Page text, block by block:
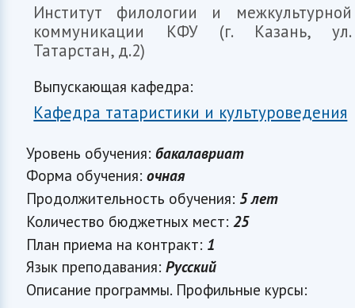
Уровень обучения:бакалавриат
Форма обучения:очная
Продолжительность обучения:5 лет
Количество бюджетных мест: 25
План приема на контракт: 1
Язык преподавания:Русский
Описание программы. Профильные курсы:
Институт филологии и межкультурной
коммуникации КФУ (г. Казань, ул.
Татарстан, д.2)
Выпускающая кафедра:
Кафедра татаристики и культуроведения